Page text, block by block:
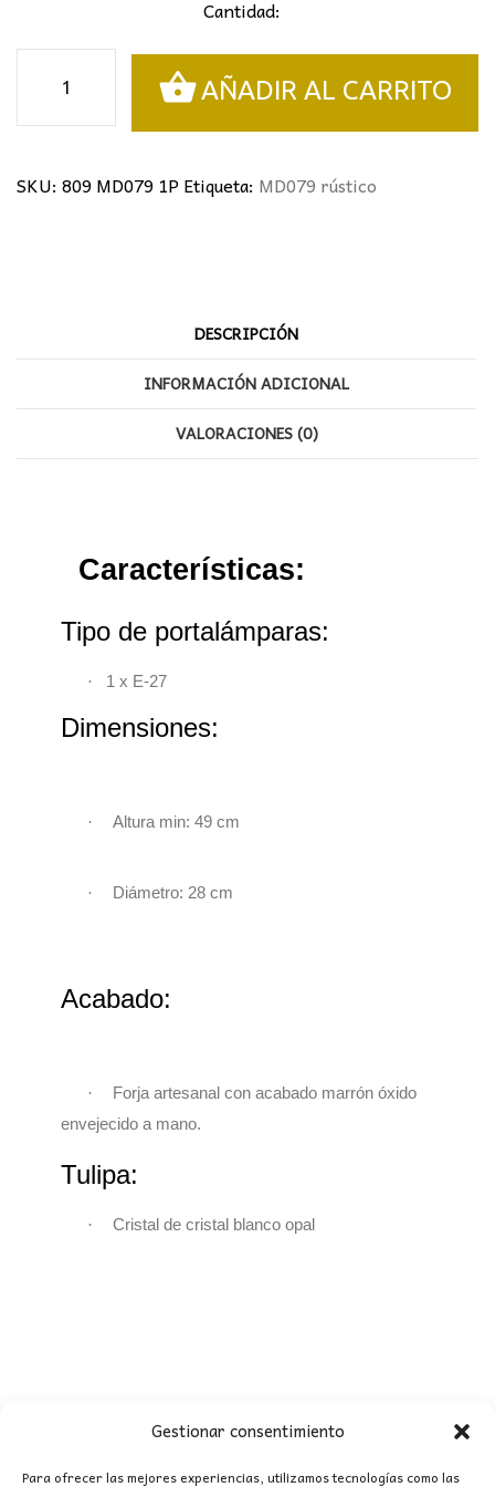
Gestionar consentimiento
Para ofrecer las mejores experiencias, utilizamos tecnologías como las
Cantidad:
rústico
cantidad
AÑADIR AL CARRITO
SKU: 809 MD079 1PEtiqueta: MD079 rústico
DESCRIPCIÓN
INFORMACIÓN ADICIONAL
VALORACIONES (0)
Características:
Tipo de portalámparas:
· 1 x E-27
Dimensiones:
· Altura min: 49 cm
· Diámetro: 28 cm
Acabado:
·
Forja artesanal con acabado marrón óxido
envejecido a mano.
Tulipa:
· Cristal de cristal blanco opal